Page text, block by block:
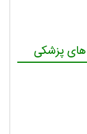
پزشکی